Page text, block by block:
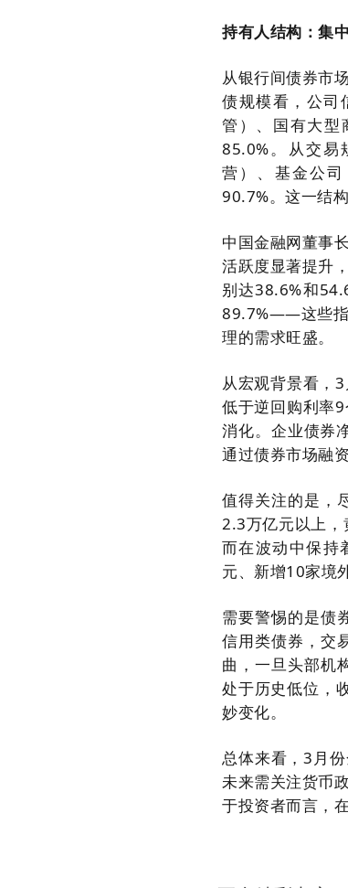
持有人结构：集
从银行间债券市
债规模看，公司
管）、国有大型
85.0%。从交易
营）、基金公
90.7%。这一结
中国金融网董事
活跃度显著提升
别达38.6%和
89.7%——这些指
理的需求旺盛。
从宏观背景看，
低于逆回购利率
消化。企业债券
通过债券市场融
值得关注的是，
2.3万亿元以上，
而在波动中保持
元、新增10家境
需要警惕的是债
信用类债券，交
曲，一旦头部机
处于历史低位，
妙变化。
总体来看，3月
未来需关注货币
于投资者而言，